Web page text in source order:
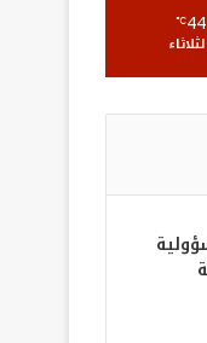
44
℃